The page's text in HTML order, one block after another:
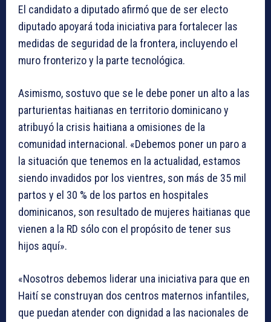
El candidato a diputado afirmó que de ser electo
diputado apoyará toda iniciativa para fortalecer las
medidas de seguridad de la frontera, incluyendo el
muro fronterizo y la parte tecnológica.
Asimismo, sostuvo que se le debe poner un alto a las
parturientas haitianas en territorio dominicano y
atribuyó la crisis haitiana a omisiones de la
comunidad internacional. «Debemos poner un paro a
la situación que tenemos en la actualidad, estamos
siendo invadidos por los vientres, son más de 35 mil
partos y el 30 % de los partos en hospitales
dominicanos, son resultado de mujeres haitianas que
vienen a la RD sólo con el propósito de tener sus
hijos aquí».
«Nosotros debemos liderar una iniciativa para que en
Haití se construyan dos centros maternos infantiles,
que puedan atender con dignidad a las nacionales de